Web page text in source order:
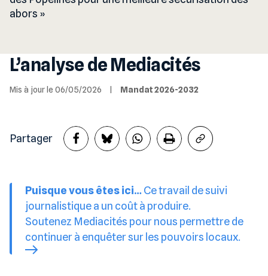
abors
L’analyse de Mediacités
Mis à jour le 06/05/2026 Mandat 2026-2032
Partager
Puisque vous êtes ici…Ce travail de suivi
journalistique a un coût à produire.
Soutenez Mediacités pour nous permettre de
continuer à enquêter sur les pouvoirs locaux.